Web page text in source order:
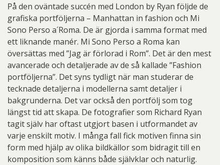
På den oväntade succén med London by Ryan följde de
grafiska portföljerna – Manhattan in fashion och Mi
Sono Perso a´Roma. De är gjorda i samma format med
ett liknande manér. Mi Sono Perso a Roma kan
översättas med ”Jag är förlorad i Rom”. Det är den mest
avancerade och detaljerade av de så kallade ”Fashion
portföljerna”. Det syns tydligt när man studerar de
tecknade detaljerna i modellerna samt detaljer i
bakgrunderna. Det var också den portfölj som tog
längst tid att skapa. De fotografier som Richard Ryan
tagit själv har oftast utgjort basen i utformandet av
varje enskilt motiv. I många fall fick motiven finna sin
form med hjälp av olika bildkällor som bidragit till en
komposition som känns både självklar och naturlig.